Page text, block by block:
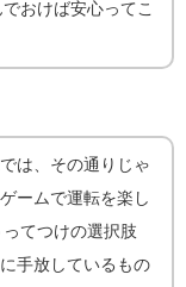
おけば安心ってこ
は、その通りじゃ
ームで運転を楽し
てつけの選択肢
手放しているもの